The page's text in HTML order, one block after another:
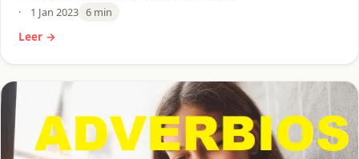
1 Jan 2023 6 min
Leer →